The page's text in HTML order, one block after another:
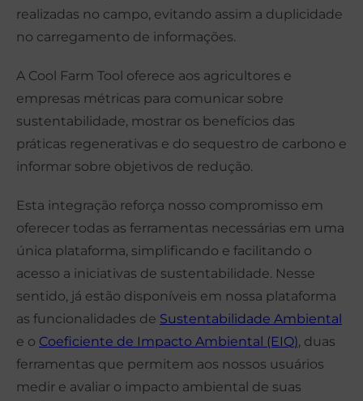
realizadas no campo, evitando assim a duplicidade
no carregamento de informações.
A Cool Farm Tool oferece aos agricultores e
empresas métricas para comunicar sobre
sustentabilidade, mostrar os benefícios das
práticas regenerativas e do sequestro de carbono e
informar sobre objetivos de redução.
Esta integração reforça nosso compromisso em
oferecer todas as ferramentas necessárias em uma
única plataforma, simplificando e facilitando o
acesso a iniciativas de sustentabilidade. Nesse
sentido, já estão disponíveis em nossa plataforma
as funcionalidades de Sustentabilidade Ambiental
e o Coeficiente de Impacto Ambiental (EIQ), duas
ferramentas que permitem aos nossos usuários
medir e avaliar o impacto ambiental de suas